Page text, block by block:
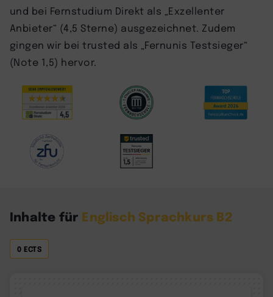
und bei Fernstudium Direkt als „Exzellenter
Anbieter“ (4,5 Sterne) ausgezeichnet. Zudem
gingen wir bei trusted als „Fernunis Testsieger“
(Note 1,5) hervor.
Inhalte für Englisch Sprachkurs B2
0 ECTS